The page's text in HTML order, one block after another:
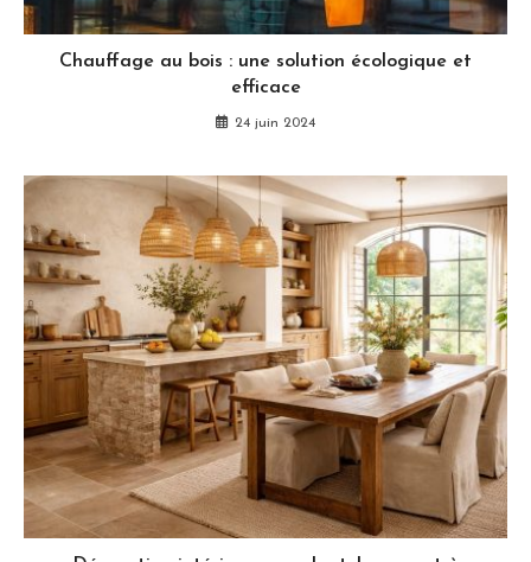
Chauffage au bois : une solution écologique et
efficace
24 juin 2024